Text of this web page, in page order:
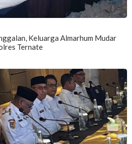
Keluarga Almarhum Mudar
Ternate